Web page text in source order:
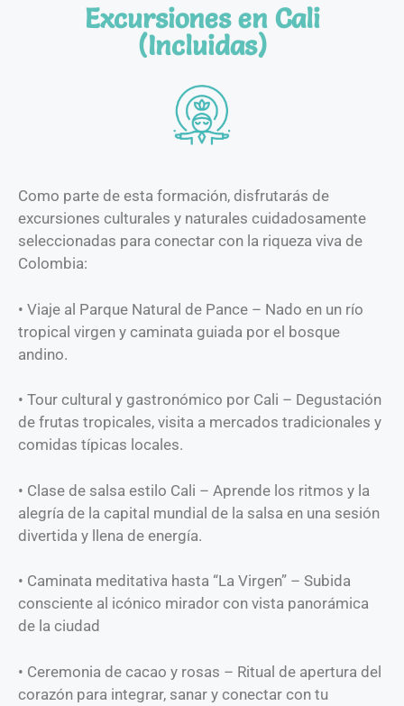
Excursiones en Cali
(Incluidas)
Como parte de esta formación, disfrutarás de
excursiones culturales y naturales cuidadosamente
seleccionadas para conectar con la riqueza viva de
Colombia:
• Viaje al Parque Natural de Pance – Nado en un río
tropical virgen y caminata guiada por el bosque
andino.
• Tour cultural y gastronómico por Cali – Degustación
de frutas tropicales, visita a mercados tradicionales y
comidas típicas locales.
• Clase de salsa estilo Cali – Aprende los ritmos y la
alegría de la capital mundial de la salsa en una sesión
divertida y llena de energía.
• Caminata meditativa hasta “La Virgen” – Subida
consciente al icónico mirador con vista panorámica
de la ciudad
• Ceremonia de cacao y rosas – Ritual de apertura del
corazón para integrar, sanar y conectar con tu